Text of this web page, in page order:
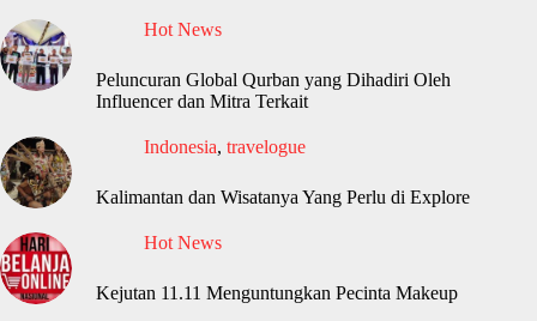
Hot News
Peluncuran Global Qurban yang Dihadiri Oleh
Influencer dan Mitra Terkait
Indonesia, travelogue
Kalimantan dan Wisatanya Yang Perlu di Explore
Hot News
Kejutan 11.11 Menguntungkan Pecinta Makeup